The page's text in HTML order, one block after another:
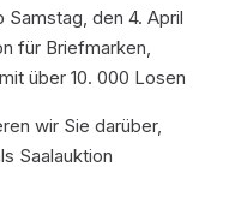
Samstag, den 4. April
für Briefmarken,
über 10. 000 Losen
wir Sie darüber,
Saalauktion